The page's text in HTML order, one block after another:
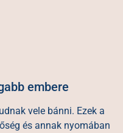
embere
vele bánni. Ezek a
és annak nyomában